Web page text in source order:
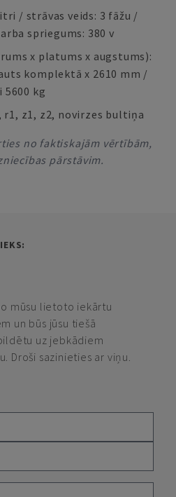
/ strāvas veids: 3 fāžu /
spriegums: 380 v
x platums x augstums):
komplektā x 2610 mm /
5600 kg
r1, z1, z2, novirzes bultiņa
no faktiskajām vērtībām,
pārstāvim.
mūsu lietoto iekārtu
un būs jūsu tiešā
uz jebkādiem
Droši sazinieties ar viņu.